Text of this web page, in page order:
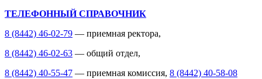
ТЕЛЕФОННЫЙ СПРАВОЧНИК
8 (8442) 46-02-79 — приемная ректора,
8 (8442) 46-02-63 — общий отдел,
8 (8442) 40-55-47 — приемная комиссия, 8 (8442) 40-58-08